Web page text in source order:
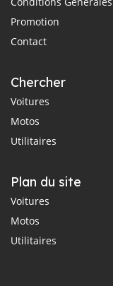
Promotion
Contact
Chercher
Voitures
Motos
Utilitaires
Plan du site
Voitures
Motos
Utilitaires